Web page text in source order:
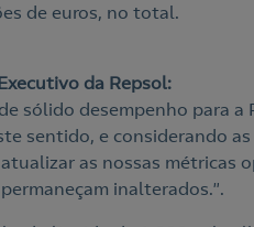
de euros, no total.
da Repsol:
sólido desempenho para
sentido, e considerando
as nossas métricas
inalterados.”.